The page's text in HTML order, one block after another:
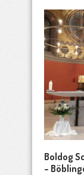
Boldog
–